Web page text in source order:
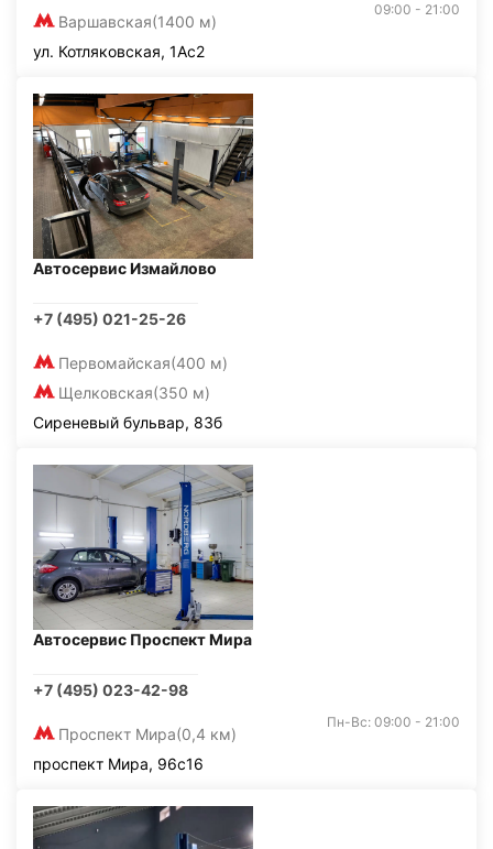
Варшавская(1400 м)
09:00 - 21:00
ул. Котляковская, 1Ас2
Автосервис Измайлово
+7 (495) 021-25-26
Первомайская(400 м)
Щелковская(350 м)
Сиреневый бульвар, 83б
Автосервис Проспект Мира
+7 (495) 023-42-98
Проспект Мира(0,4 км)
Пн-Вс: 09:00 - 21:00
проспект Мира, 96с16